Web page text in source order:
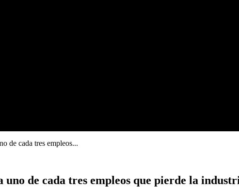
de cada tres empleos...
de cada tres empleos que pierde la